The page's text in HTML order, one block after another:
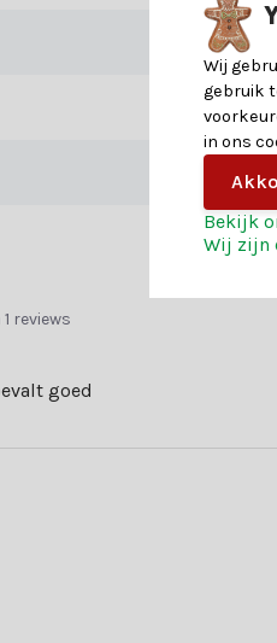
al genieten van jouw
verzending
ons met een 9+.
reviews
goed
Wij
gebruik
in ons
Bekijk
Wij zijn